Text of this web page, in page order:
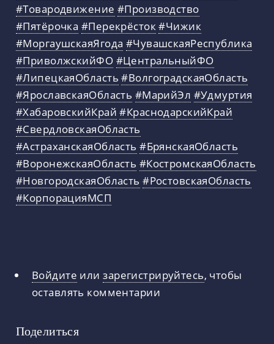
#Товародвижение #Производство
#Пятёрочка #Перекрёсток#Чижик
#МоргаушскаяЯгода #ЧувашскаяРеспублика
#ПриволжскийФО #ЦентральныйФО
#ЛипецкаяОбласть #ВолгоградскаяОбласть
#ЯрославскаяОбласть #МарийЭл #Удмуртия
#ХабаровскийКрай #КраснодарскийКрай
#СвердловскаяОбласть
#АстраханскаяОбласть #БрянскаяОбласть
#ВоронежскаяОбласть #КостромскаяОбласть
#НовгородскаяОбласть #РостовскаяОбласть
#КорпорацияМСП
Войдите илизарегистрируйтесь, чтобы
оставлять комментарии
Поделиться